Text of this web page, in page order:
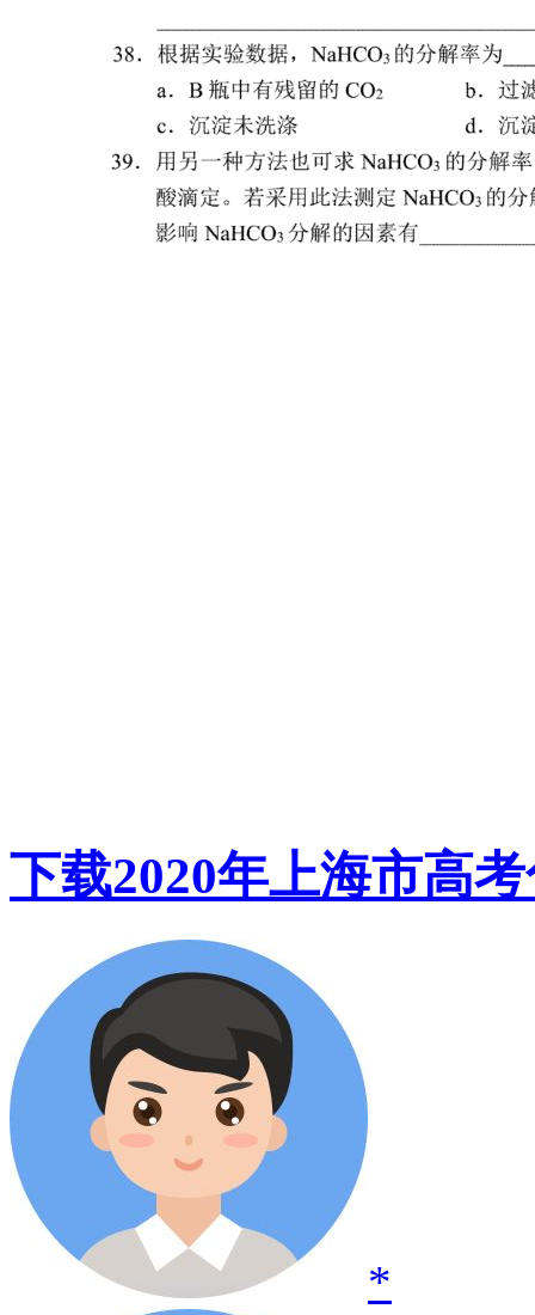
下载2020年上海市高
*